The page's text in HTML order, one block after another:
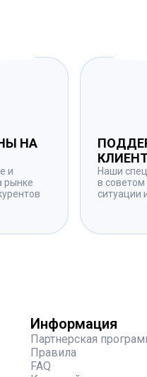
НА
и
рынке
Наши
в
ситуации
Информация
Партнерская
Правила
FAQ